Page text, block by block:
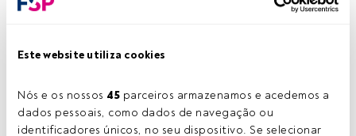
Este website utiliza cookies
Nós e os nossos 45 parceiros armazenamos e acedemos a
dados pessoais, como dados de navegação ou
identificadores únicos, no seu dispositivo. Se selecionar
Tempo de leitura:1 min.